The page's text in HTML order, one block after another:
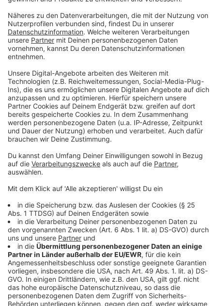
Mehr Informationen
Akzeptieren
Management Platform
Ein knall-bunte Kugel aus dem All. Das klingt erst mal
nach jede Menge Spaß. Doch der Wahnsinn ist
ebenfalls auf der Erde eingeschlagen.
Anzeige
© Copyright 2020 Koch Films
Noch hoffen Nathan und Theresa auf eine
unbeschwerte Zeit auf dem Land.
Anzeige
©Copyright 2020 Koch Films
Der Einschlag ist Meteoriten färbt alles in komische
"kosmische" Farben
Anzeige